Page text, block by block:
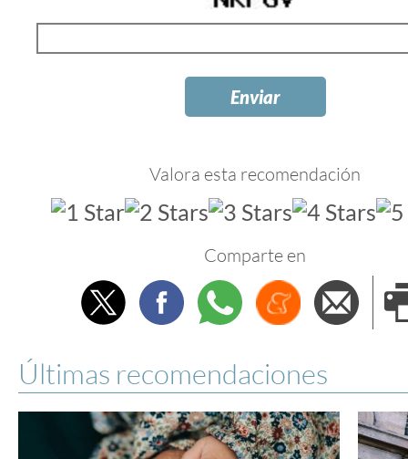
Valora esta recomendación
Comparte en
TwitterFacebookWhatsappMenéame
Últimas recomendaciones